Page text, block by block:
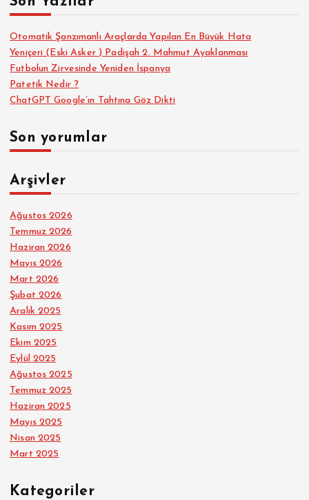
:
Otomatik Şanzımanlı Araçlarda Yapılan En Büyük Hata
Yeniçeri (Eski Asker ) Padişah 2. Mahmut Ayaklanması
Futbolun Zirvesinde Yeniden İspanya
Patetik Nedir ?
ChatGPT Google’ın Tahtına Göz Dikti
Son yorumlar
Arşivler
Ağustos 2026
Temmuz 2026
Haziran 2026
Mayıs 2026
Mart 2026
Şubat 2026
Aralık 2025
Kasım 2025
Ekim 2025
Eylül 2025
Ağustos 2025
Temmuz 2025
Haziran 2025
Mayıs 2025
Nisan 2025
Mart 2025
Kategoriler